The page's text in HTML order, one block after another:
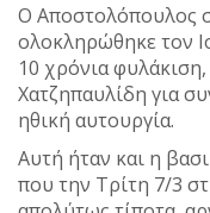
Ο Αποστολόπουλος
ολοκληρώθηκε τον
10 χρόνια
Χατζηπαυλίδη για
ηθική αυτουργία.
Αυτή ήταν και η
που την Τρίτη 7/3